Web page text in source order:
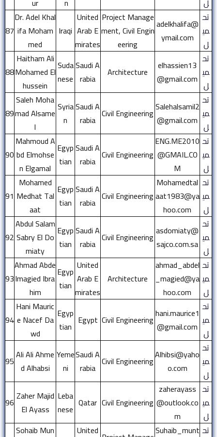
تح
مي
ل
adelkhalifa@
ymail.com
Project Manage
ment, Civil Engin
eering
United
Arab E
mirates
Iraqi
Dr. Adel Khal
ifa Moham
med
87
تح
مي
ل
elhassien13
@gmail.com
Architecture
Saudi A
rabia
Suda
nese
Haitham Ali
Mohamed El
hussein
88
تح
مي
ل
Salehalsamil2
@gmail.com
Civil Engineering​
Saudi A
rabia
Syria
n
Saleh Moha
mad Alsame
l
89
تح
مي
ل
ENG.ME2010
@GMAIL.CO
M
Civil Engineering
Saudi A
rabia
Egyp
tian
Mahmoud A
bd Elmohse
n Elgamal
90
تح
مي
ل
Mohamedtal
aat1983@ya
hoo.com
Civil Engineering
Saudi A
rabia
Egyp
tian
Mohamed
Medhat Tal
aat
91
تح
مي
ل
asdomiaty@
sajco.com.sa
Civil Engineering
Saudi A
rabia
Egyp
tian
Abdul Salam
Sabry El Do
miaty
92
تح
مي
ل
ahmad_abdel
_magied@ya
hoo.com
Architecture
United
Arab E
mirates
Egyp
tian
Ahmad Abde
lmagied Ibra
him
93
تح
مي
ل
hani.maurice1
@gmail.com
Civil Engineering
Egypt
Egyp
tian
Hani Mauric
e Nacef Da
wd
94
تح
مي
ل
Alhibsi@yaho
o.com
Civil Engineering
Saudi A
rabia
Yeme
ni
Ali Ali Ahme
d Alhabsi
95
تح
مي
ل
zaherayass
@outlook.co
m
Civil Engineering
Qatar
Leba
nese
Zaher Majid
El Ayass
96
تح Suhaib_munt
United
Sohaib Mun